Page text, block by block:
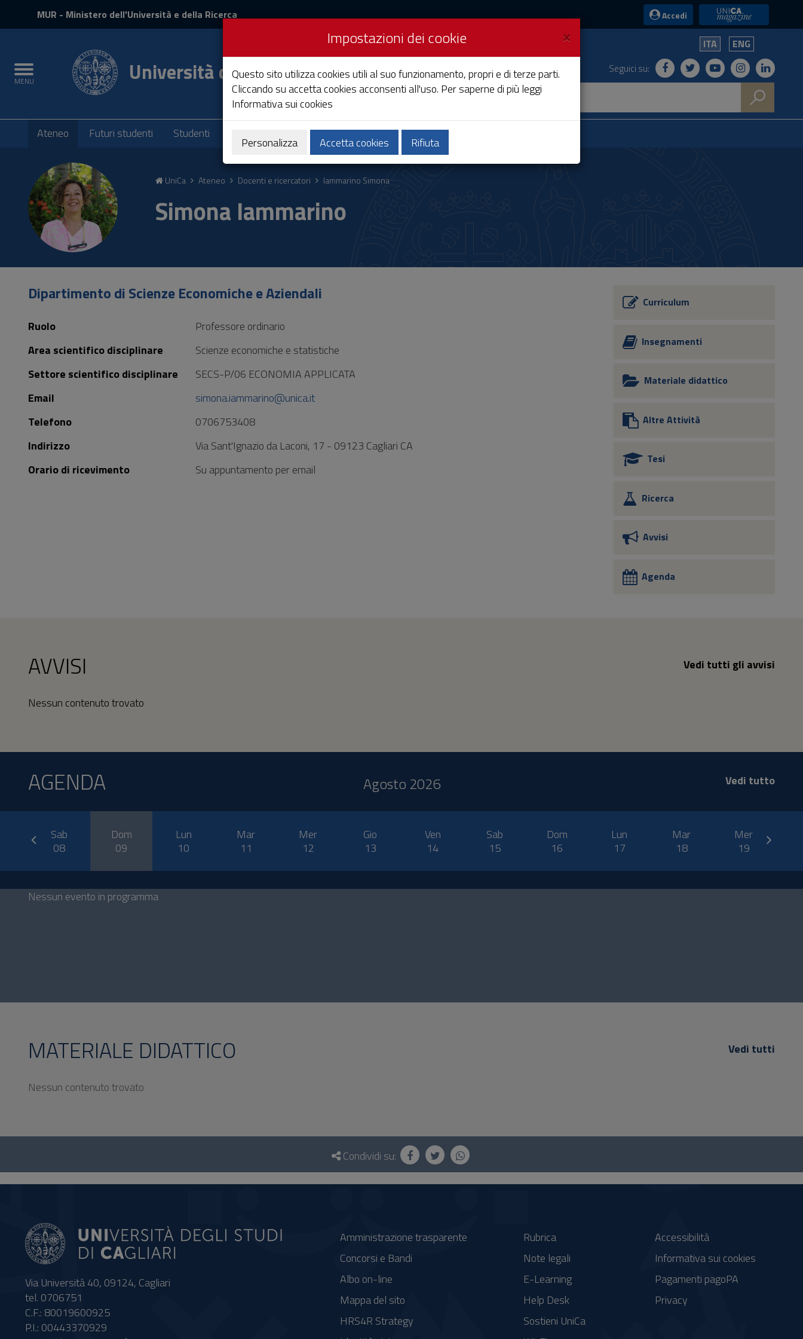
Contenuto
navigazione
MUR - Ministero dell'Università e della Ricerca Accedi UniCA News
Toggle
navigation
MENU Università degli Studi di Cagliari
ITA ENG
Seguici su:
Submenu
Ateneo Futuri studenti Studenti Ricerca Società e territorio
UniCa Ateneo Docenti e ricercatori Iammarino Simona
Simona Iammarino
Dipartimento di Scienze Economiche e Aziendali
Ruolo
Professore ordinario
Area scientifico disciplinare
Scienze economiche e statistiche
Settore scientifico disciplinare
SECS-P/06 ECONOMIA APPLICATA
Email
simona.iammarino@unica.it
Telefono
0706753408
Indirizzo
Via Sant'Ignazio da Laconi, 17 - 09123 Cagliari CA
Orario di ricevimento
Su appuntamento per email
Curriculum
Insegnamenti
Materiale didattico
Altre Attività
Tesi
Ricerca
Avvisi
Agenda
AVVISI Vedi tutti gli avvisi
Nessun contenuto trovato
AGENDA Agosto 2026 Vedi tutto
Sab
08
Dom
09
Lun
10
Mar
11
Mer
12
Gio
13
Ven
14
Sab
15
Dom
16
Lun
17
Mar
18
Mer
19
prev
Nessun evento in programma
MATERIALE DIDATTICO Vedi tutti
Nessun contenuto trovato
Questionario
social
Condividi su:
Via Università 40, 09124, Cagliari
tel. 0706751
C.F.: 80019600925
P.I.: 00443370929
Amministrazione trasparente
Concorsi e Bandi
Albo on-line
Mappa del sito
HRS4R Strategy
Rubrica
Note legali
E-Learning
Help Desk
Sostieni UniCa
Accessibilità
Informativa sui cookies
Pagamenti pagoPA
Privacy
×
Impostazioni dei cookie
Questo sito utilizza cookies utili al suo funzionamento, propri e di terze parti.
Cliccando su accetta cookies acconsenti all'uso. Per saperne di più leggi
Informativa sui cookies
Personalizza Accetta cookies Rifiuta